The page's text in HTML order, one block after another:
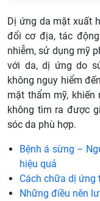
Dị ứng da mặt xuất
đổi cơ địa, tác
nhiễm, sử dụng mỹ
với da, dị ứng do
không nguy hiểm
mặt thẩm mỹ,
không tìm ra được
sóc da phù hợp.
Bệnh á sừng –
hiệu quả
Cách chữa dị ứng
Những điều nên